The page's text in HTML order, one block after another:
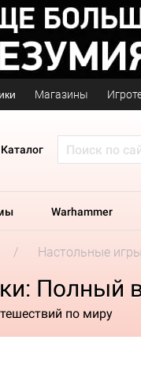
Магазины
Каталог
Warhammer
Настольные игры
Полный
по миру